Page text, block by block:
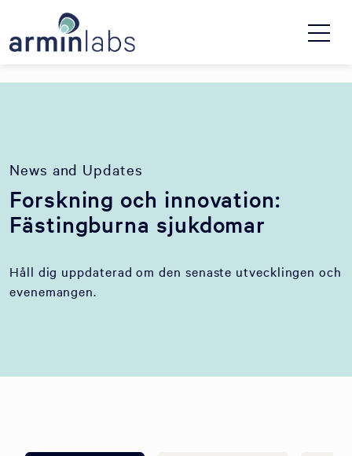
News and Updates
Forskning och innovation:
Fästingburna sjukdomar
Håll dig uppdaterad om den senaste utvecklingen och
evenemangen.